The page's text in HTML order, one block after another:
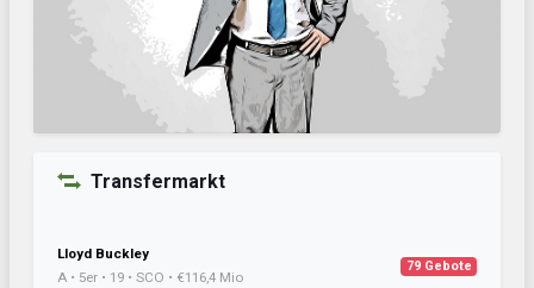
Transfermarkt
Lloyd Buckley
A • 5er • 19 • SCO • €116,4 Mio
79 Gebote